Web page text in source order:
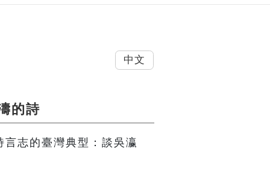
的詩
志的臺灣典型：談吳瀛